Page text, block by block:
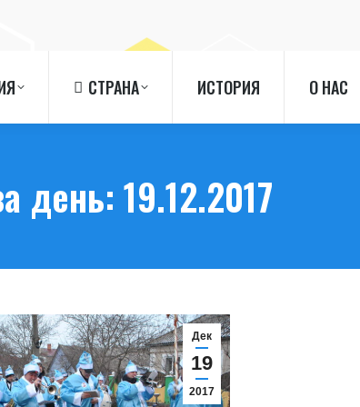
СТРАНА ИСТОРИЯ О НАС
день: 19.12.2017
Дек
19
2017
СТРАНА